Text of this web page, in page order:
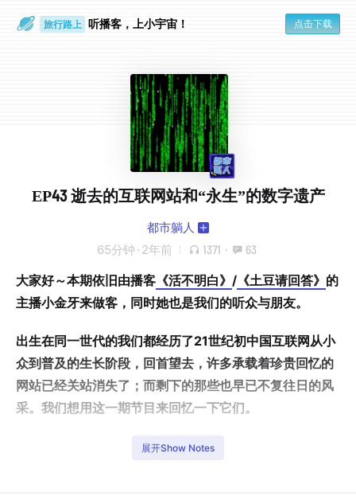
旅行路上 听播客，上小宇宙！ 点击下载
EP43 逝去的互联网站和“永生”的数字遗产
都市躺人
65分钟 · 2年前 1371 · 63
大家好～本期依旧由播客 《活不明白》 / 《土豆请回答》 的
主播小金牙来做客，同时她也是我们的听众与朋友。
出生在同一世代的我们都经历了21世纪初中国互联网从小
众到普及的生长阶段，回首望去，许多承载着珍贵回忆的
网站已经关站消失了；而剩下的那些也早已不复往日的风
采。我们想用这一期节目来回忆一下它们。
另一方面，我们在网上冲浪和创作时留下许多“数字遗
展开Show Notes